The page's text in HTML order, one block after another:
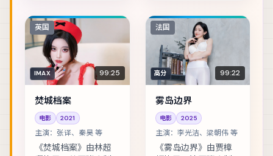
主演包括刘亦菲、谭
卓、宋佳 等，表演层...
演包括黄政民、杨
紫、雷佳音 等，表演
层...
英国
IMAX 99:25
焚城档案
电影 2021
主演： 张译、秦昊 等
《焚城档案》由林超
法国
高分 99:22
雾岛边界
电影 2025
主演： 李光洁、梁朝伟 等
《雾岛边界》由贾樟